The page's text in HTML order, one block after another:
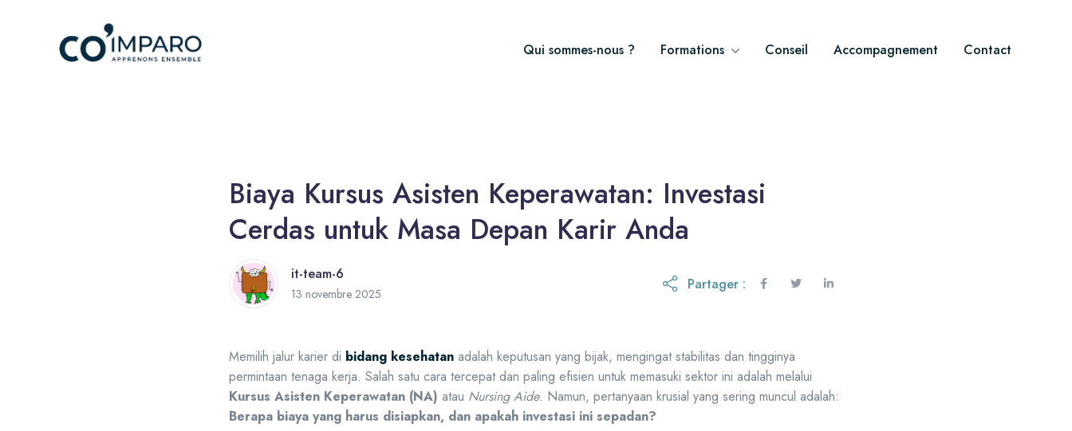
Qui sommes-nous ? Formations Conseil Accompagnement Contact
Biaya Kursus Asisten Keperawatan: Investasi
Cerdas untuk Masa Depan Karir Anda
it-team-6
13 novembre 2025
Partager :
Memilih jalur karier di bidang kesehatan adalah keputusan yang bijak, mengingat stabilitas dan tingginya
permintaan tenaga kerja. Salah satu cara tercepat dan paling efisien untuk memasuki sektor ini adalah melalui
Kursus Asisten Keperawatan (NA) atau Nursing Aide. Namun, pertanyaan krusial yang sering muncul adalah:
Berapa biaya yang harus disiapkan, dan apakah investasi ini sepadan?